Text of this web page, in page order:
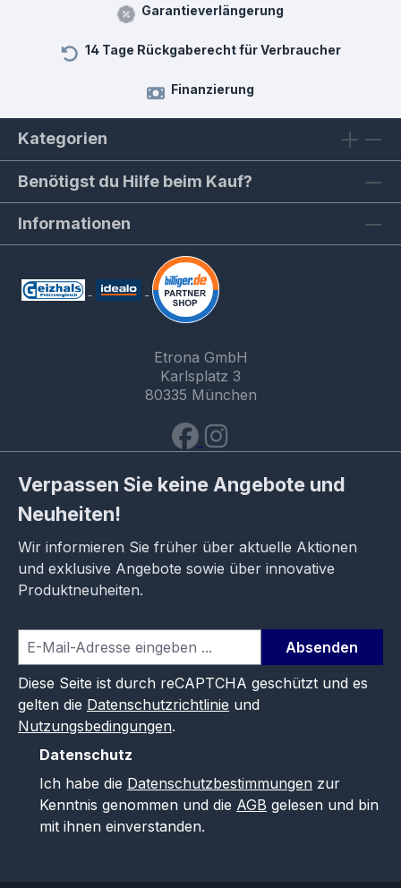
Garantieverlängerung
14 Tage Rückgaberecht für Verbraucher
Finanzierung
Kategorien
Benötigst du Hilfe beim Kauf?
Informationen
Etrona GmbH
Karlsplatz 3
80335 München
Verpassen Sie keine Angebote und
Neuheiten!
Wir informieren Sie früher über aktuelle Aktionen
und exklusive Angebote sowie über innovative
Produktneuheiten.
Absenden
Diese Seite ist durch reCAPTCHA geschützt und es
gelten die Datenschutzrichtlinie und
Nutzungsbedingungen.
Datenschutz
Ich habe die Datenschutzbestimmungen zur
Kenntnis genommen und die AGB gelesen und bin
mit ihnen einverstanden.